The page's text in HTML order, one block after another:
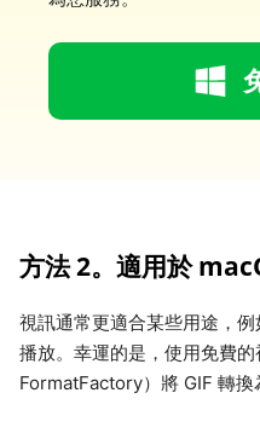
方法 2。適用於
視訊通常更適合某些用途，
播放。幸運的是，使用免費
FormatFactory）將 GIF 轉換